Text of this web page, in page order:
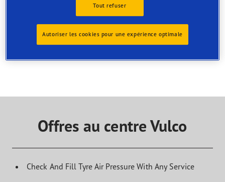
Trouvez le service dont vous avez besoin et contactez le
centre pour organiser votre rendez-vous
Offres au centre Vulco
Check And Fill Tyre Air Pressure With Any Service
Tout refuser
Autoriser les cookies pour une expérience optimale